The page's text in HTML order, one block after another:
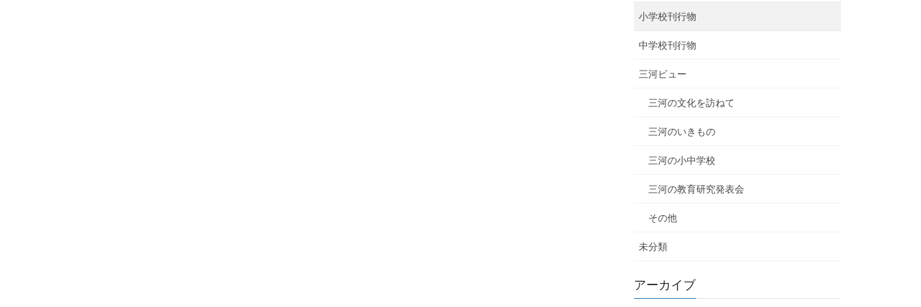
小学校刊行物
中学校刊行物
三河ビュー
三河の文化を訪ねて
三河のいきもの
三河の小中学校
三河の教育研究発表会
その他
未分類
アーカイブ